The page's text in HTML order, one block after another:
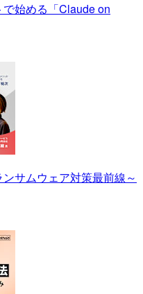
で始める「Claude on
サムウェア対策最前線～